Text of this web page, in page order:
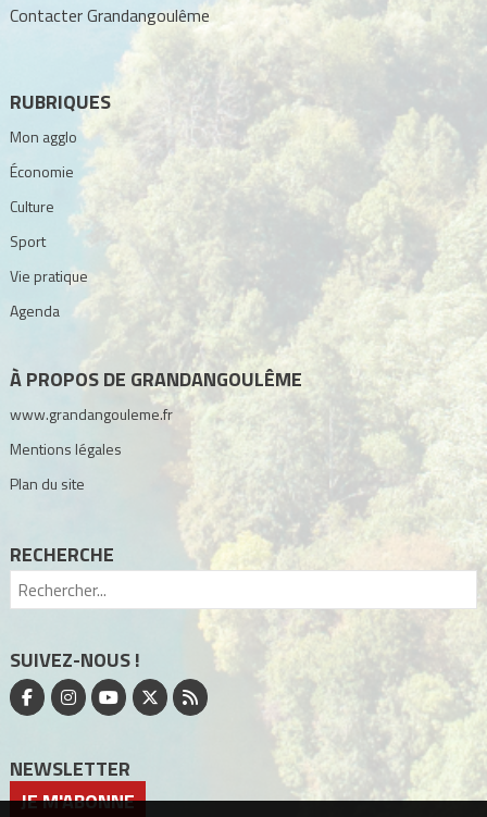
Contacter Grandangoulême
RUBRIQUES
Mon agglo
Économie
Culture
Sport
Vie pratique
Agenda
À PROPOS DE GRANDANGOULÊME
www.grandangouleme.fr
Mentions légales
Plan du site
RECHERCHE
SUIVEZ-NOUS !
NEWSLETTER
JE M'ABONNE